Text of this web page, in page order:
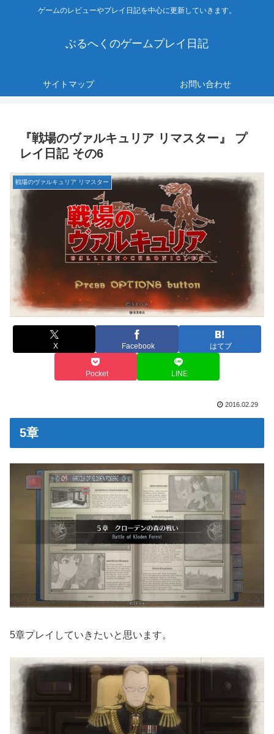
ゲームのレビューやプレイ日記を中心に更新していきます。
ぶるへくのゲームプレイ日記
サイトマップ お問い合わせ
『戦場のヴァルキュリア リマスター』 プ
レイ日記 その6
戦場のヴァルキュリア リマスター
X Facebook はてブ
Pocket LINE
2016.02.29
5章
5章プレイしていきたいと思います。